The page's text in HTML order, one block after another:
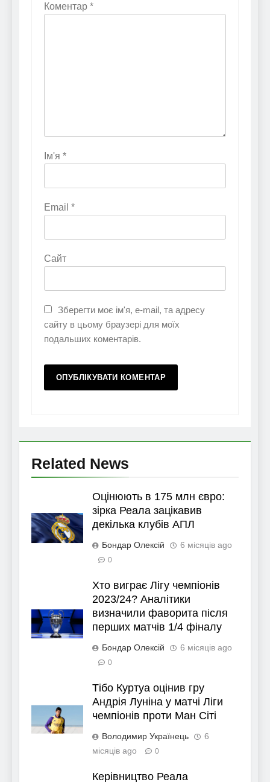
Коментар *
Ім'я *
Email *
Сайт
Зберегти моє ім'я, e-mail, та адресу
сайту в цьому браузері для моїх
подальших коментарів.
Related News
Оцінюють в 175 млн євро:
зірка Реала зацікавив
декілька клубів АПЛ
Бондар Олексій 6 місяців ago
0
Хто виграє Лігу чемпіонів
2023/24? Аналітики
визначили фаворита після
перших матчів 1/4 фіналу
Бондар Олексій 6 місяців ago
0
Тібо Куртуа оцінив гру
Андрія Луніна у матчі Ліги
чемпіонів проти Ман Сіті
Володимир Українець
6
місяців ago
0
Керівництво Реала